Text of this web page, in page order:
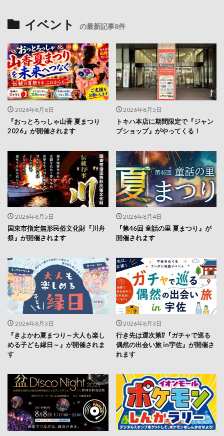
イベント の最新記事8件
2026年8月6日
『おっとろっしゃ山香 夏まつり
2026』が開催されます
2026年8月5日
トキハ本店に期間限定で『ジャン
プショップ』がやってくる！
2026年8月5日
国東市指定無形民俗文化財『川舟
祭』が開催されます
2026年8月4日
『第46回 童話の里 夏まつり』が
開催されます
2026年8月3日
『きよかわ夏まつり～大人も楽し
める子ども縁日～』が開催されま
す
2026年8月3日
行き先は運次第⁉『ガチャで巡る
偶然の出会い旅 in宇佐』が開催さ
れます